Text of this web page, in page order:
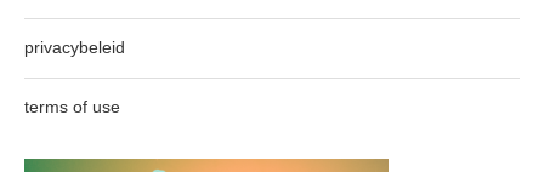
privacybeleid
terms of use